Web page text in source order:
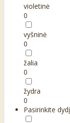
violetinė
0
vyšninė
0
žalia
0
žydra
0
Pasirinkite dydį